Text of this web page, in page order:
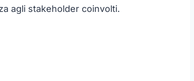
agli stakeholder coinvolti.